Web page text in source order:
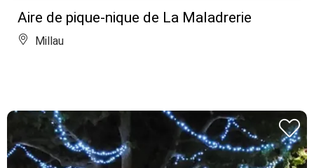
Aire de pique-nique de La Maladrerie
Millau